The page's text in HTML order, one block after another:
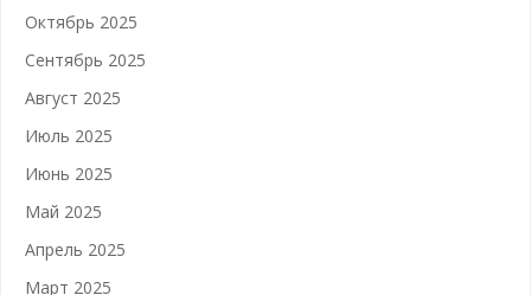
Октябрь 2025
Сентябрь 2025
Август 2025
Июль 2025
Июнь 2025
Май 2025
Апрель 2025
Март 2025